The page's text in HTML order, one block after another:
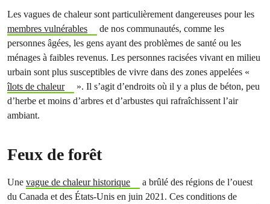
Les vagues de chaleur sont particulièrement dangereuses pour les
membres vulnérables
de nos communautés, comme les
personnes âgées, les gens ayant des problèmes de santé ou les
ménages à faibles revenus. Les personnes racisées vivant en milieu
urbain sont plus susceptibles de vivre dans des zones appelées «
îlots de chaleur
». Il s’agit d’endroits où il y a plus de béton, peu
d’herbe et moins d’arbres et d’arbustes qui rafraîchissent l’air
ambiant.
Feux de forêt
Une vague de chaleur historique
a brûlé des régions de l’ouest
du Canada et des États-Unis en juin 2021. Ces conditions de